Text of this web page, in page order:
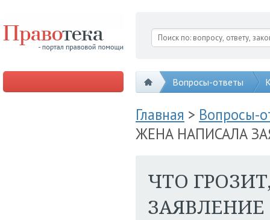
Вопросы-ответы
Главная > Вопросы-
ЖЕНА НАПИСАЛА
ЧТО